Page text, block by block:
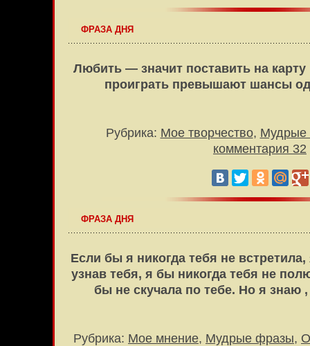
ФРАЗА ДНЯ
Любить — значит поставить на
проиграть превышают шансы
Рубрика: Мое творчество, Мудрые
комментария 32
ФРАЗА ДНЯ
Если бы я никогда тебя не
узнав тебя, я бы никогда тебя не
бы не скучала по тебе. Но я
Рубрика: Мое мнение, Мудрые фразы,